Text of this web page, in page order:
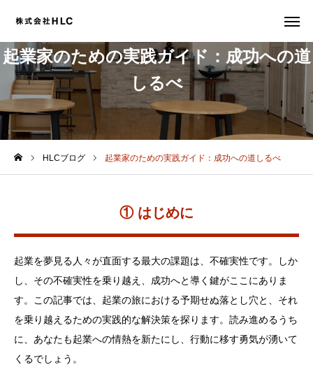
起業家のための実践ガイド：成功への道
しるべ
HLCブログ 起業家のための実践ガイド：成功への道しるべ
① はじめに
起業を夢見る人々が直面する最大の課題は、不確実性です。しか
し、その不確実性を乗り越え、成功へと導く鍵がここにありま
す。この記事では、起業の旅における予期せぬ落とし穴と、それ
を乗り越えるための実践的な解決策を探ります。読み進めるうち
に、あなたも起業への情熱を新たにし、行動に移す勇気が湧いて
くるでしょう。
事業説明会 お問合せ
会社概要
フランチャイズ募集
運営改善 コンサルティング
採用情報
資料請求・お問合せ
メディア